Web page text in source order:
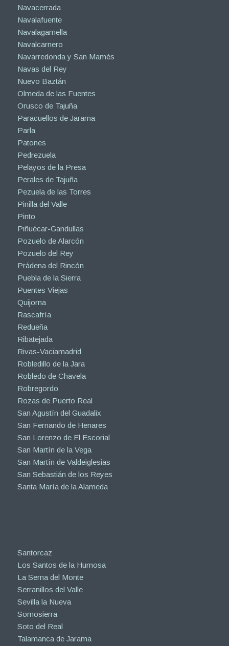
Navacerrada
Navalafuente
Navalagamella
Navalcarnero
Navarredonda y San Mamés
Navas del Rey
Nuevo Baztán
Olmeda de las Fuentes
Orusco de Tajuña
Paracuellos de Jarama
Parla
Patones
Pedrezuela
Pelayos de la Presa
Perales de Tajuña
Pezuela de las Torres
Pinilla del Valle
Pinto
Piñuécar-Gandullas
Pozuelo de Alarcón
Pozuelo del Rey
Prádena del Rincón
Puebla de la Sierra
Puentes Viejas
Quijorna
Rascafría
Redueña
Ribatejada
Rivas-Vaciamadrid
Robledillo de la Jara
Robledo de Chavela
Robregordo
Rozas de Puerto Real
San Agustín del Guadalix
San Fernando de Henares
San Lorenzo de El Escorial
San Martín de la Vega
San Martín de Valdeiglesias
San Sebastián de los Reyes
Santa María de la Alameda
Santorcaz
Los Santos de la Humosa
La Serna del Monte
Serranillos del Valle
Sevilla la Nueva
Somosierra
Soto del Real
Talamanca de Jarama